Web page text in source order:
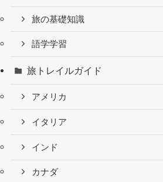
旅の基礎知識
語学学習
旅トレイルガイド
アメリカ
イタリア
インド
カナダ